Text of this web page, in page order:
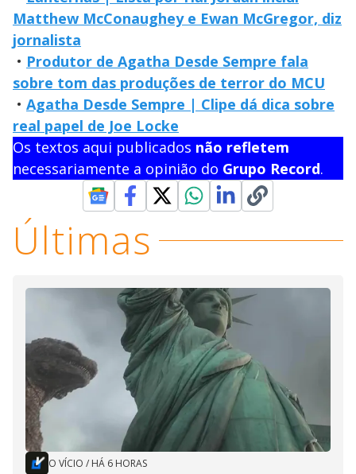
Matthew McConaughey e Ewan McGregor, diz
jornalista
• Produtor de Agatha Desde Sempre fala
sobre tom das produções de terror do MCU
• Agatha Desde Sempre | Clipe dá dica sobre
real papel de Joe Locke
Os textos aqui publicados não refletem
necessariamente a opinião do Grupo Record.
Últimas
O VÍCIO / HÁ 6 HORAS